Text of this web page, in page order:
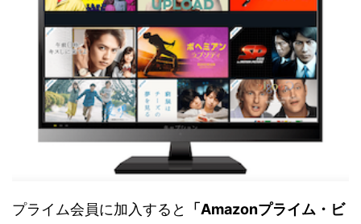
プライム会員に加入すると
「Amazonプライム・ビ